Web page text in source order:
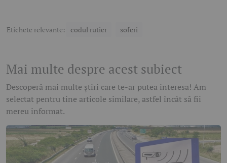
Etichete relevante: codul rutier soferi
Mai multe despre acest subiect
Descoperă mai multe știri care te-ar putea interesa! Am
selectat pentru tine articole similare, astfel încât să fii
mereu informat.